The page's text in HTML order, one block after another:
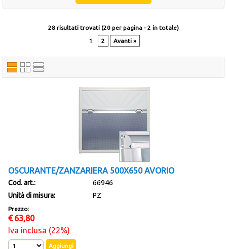
Offerte del mese
28 risultati trovati (20 per pagina - 2 in totale)
1
2 Avanti »
OSCURANTE/ZANZARIERA 500X650 AVORIO
Cod. art.:
66946
Unità di misura:
PZ
Prezzo:
€ 63,80
Iva inclusa (22%)